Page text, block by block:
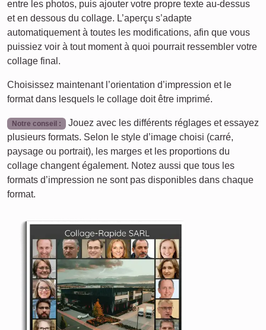
entre les photos, puis ajouter votre propre texte au-dessus
et en dessous du collage. L’aperçu s’adapte
automatiquement à toutes les modifications, afin que vous
puissiez voir à tout moment à quoi pourrait ressembler votre
collage final.
Choisissez maintenant l’orientation d’impression et le
format dans lesquels le collage doit être imprimé.
Notre conseil :
Jouez avec les différents réglages et essayez
plusieurs formats. Selon le style d’image choisi (carré,
paysage ou portrait), les marges et les proportions du
collage changent également. Notez aussi que tous les
formats d’impression ne sont pas disponibles dans chaque
format.